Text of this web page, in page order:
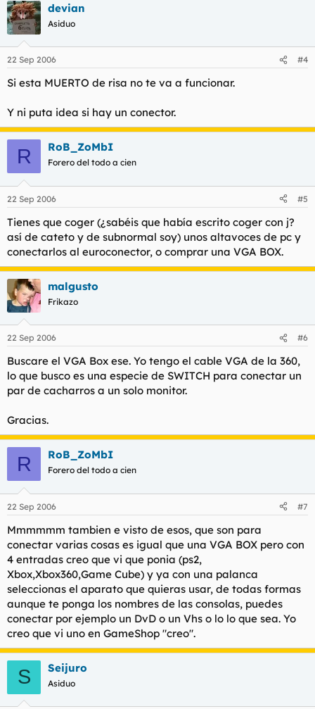
devian
Asiduo
22 Sep 2006 #4
Si esta MUERTO de risa no te va a funcionar.
Y ni puta idea si hay un conector.
R RoB_ZoMbI
Forero del todo a cien
22 Sep 2006 #5
Tienes que coger (¿sabéis que había escrito coger con j?
así de cateto y de subnormal soy) unos altavoces de pc y
conectarlos al euroconector, o comprar una VGA BOX.
malgusto
Frikazo
22 Sep 2006 #6
Buscare el VGA Box ese. Yo tengo el cable VGA de la 360,
lo que busco es una especie de SWITCH para conectar un
par de cacharros a un solo monitor.
Gracias.
R RoB_ZoMbI
Forero del todo a cien
22 Sep 2006 #7
Mmmmmm tambien e visto de esos, que son para
conectar varias cosas es igual que una VGA BOX pero con
4 entradas creo que vi que ponia (ps2,
Xbox,Xbox360,Game Cube) y ya con una palanca
seleccionas el aparato que quieras usar, de todas formas
aunque te ponga los nombres de las consolas, puedes
conectar por ejemplo un DvD o un Vhs o lo lo que sea. Yo
creo que vi uno en GameShop "creo".
S Seijuro
Asiduo